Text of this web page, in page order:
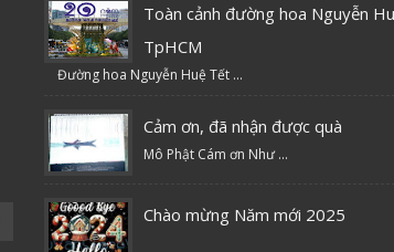
Toàn cảnh đường hoa Nguyễn
TpHCM
Đường hoa Nguyễn Huệ Tết ...
Cảm ơn, đã nhận được quà
Mô Phật Cám ơn Như ...
Chào mừng Năm mới 2025